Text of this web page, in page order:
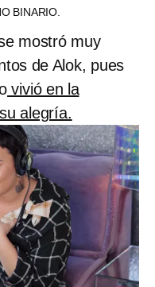
BINARIO.
mostró muy
de Alok, pues
vivió en la
alegría.